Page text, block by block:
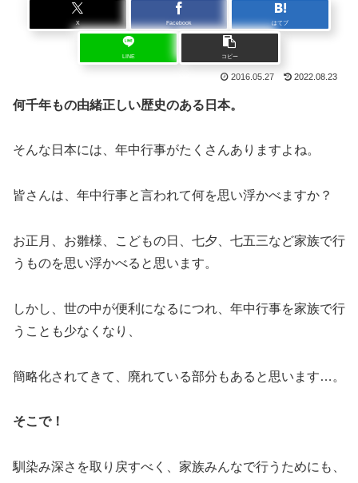
X Facebook はてブ
LINE コピー
2016.05.27 2022.08.23
何千年もの由緒正しい歴史のある日本。
そんな日本には、年中行事がたくさんありますよね。
皆さんは、年中行事と言われて何を思い浮かべますか？
お正月、お雛様、こどもの日、七夕、七五三など家族で行
うものを思い浮かべると思います。
しかし、世の中が便利になるにつれ、年中行事を家族で行
うことも少なくなり、
簡略化されてきて、廃れている部分もあると思います…。
そこで！
馴染み深さを取り戻すべく、家族みんなで行うためにも、